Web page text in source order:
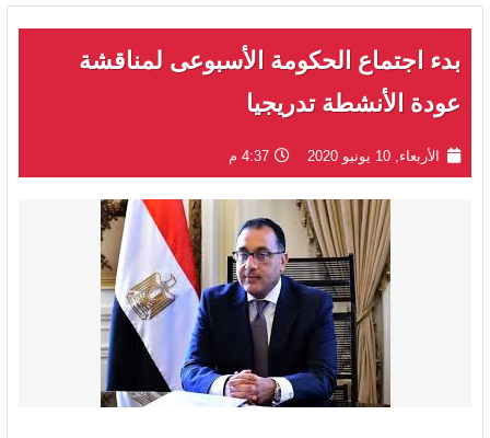
بدء اجتماع الحكومة الأسبوعى لمناقشة
عودة الأنشطة تدريجيا
الأربعاء, 10 يونيو 2020 4:37 م